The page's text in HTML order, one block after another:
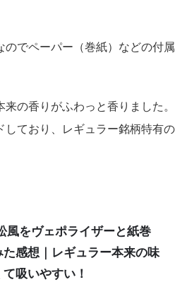
のでペーパー（巻紙）などの付属
の香りがふわっと香りました。
しており、レギュラー銘柄特有の
風をヴェポライザーと紙巻
感想｜レギュラー本来の味
吸いやすい！